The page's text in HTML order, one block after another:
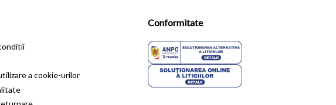
a cookie-urilor
Conformitate